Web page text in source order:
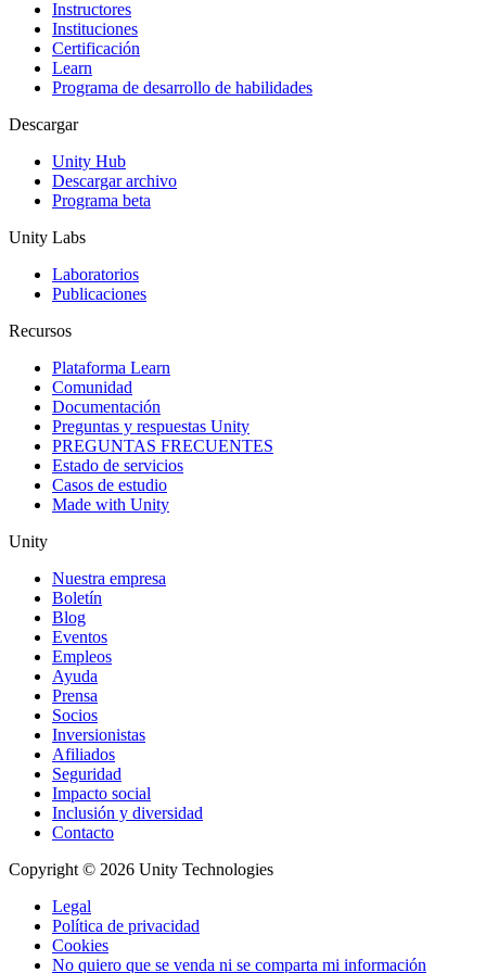
Juegos XR
Lanza juegos XR en múltiples plataformas
Juegos multijugador
Instructores
Instituciones
Certificación
Learn
Programa de desarrollo de habilidades
Descargar
Unity Hub
Descargar archivo
Programa beta
Unity Labs
Laboratorios
Publicaciones
Recursos
Plataforma Learn
Comunidad
Documentación
Preguntas y respuestas Unity
PREGUNTAS FRECUENTES
Estado de servicios
Casos de estudio
Made with Unity
Unity
Nuestra empresa
Boletín
Blog
Eventos
Empleos
Ayuda
Prensa
Socios
Inversionistas
Afiliados
Seguridad
Impacto social
Inclusión y diversidad
Contacto
Copyright © 2026 Unity Technologies
Legal
Política de privacidad
Cookies
No quiero que se venda ni se comparta mi información